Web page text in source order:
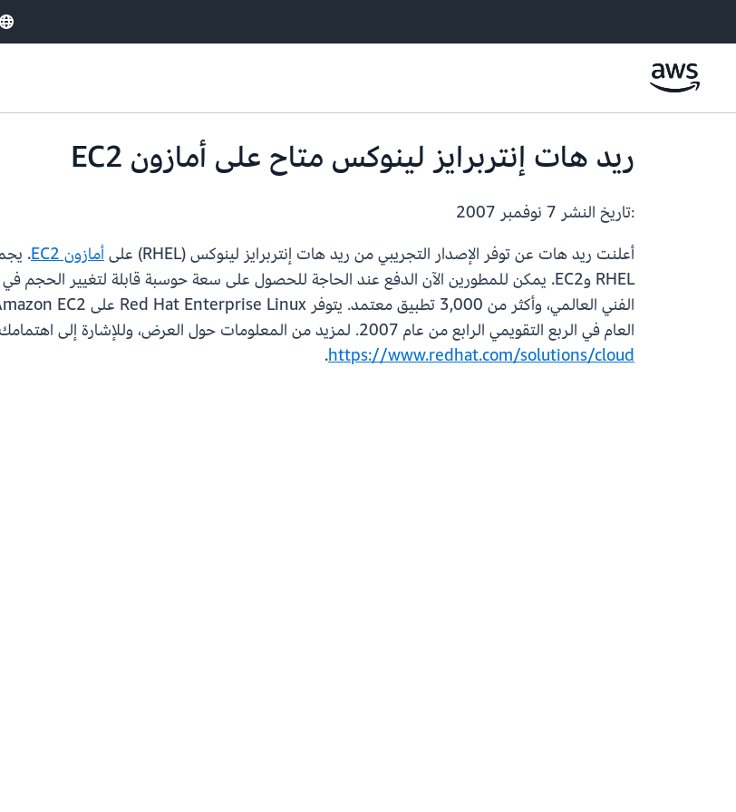
ريد هات إنتربرايز لينوكس متاح على أمازون EC2
:تاريخ النشر
أعلنت ريد هات عن توفر الإصدار التجريبي من ريد هات إنتربرايز لينوكس (RHEL) على
أمازون EC2
العام في الربع التقويمي الرابع من عام 2007. لمزيد من المعلومات حول العرض، وللإشارة إلى اهتمامك بالبرنامج التجريبي، يرجى زيارة
https://www.redhat.com/solutions/cloud
.